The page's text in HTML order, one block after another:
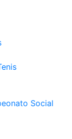
Social